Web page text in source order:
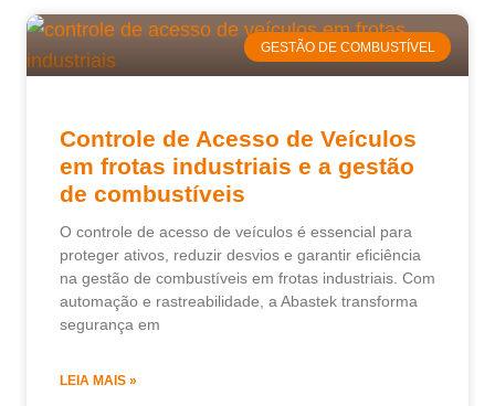
GESTÃO DE COMBUSTÍVEL
Controle de Acesso de Veículos
em frotas industriais e a gestão
de combustíveis
O controle de acesso de veículos é essencial para
proteger ativos, reduzir desvios e garantir eficiência
na gestão de combustíveis em frotas industriais. Com
automação e rastreabilidade, a Abastek transforma
segurança em
LEIA MAIS »